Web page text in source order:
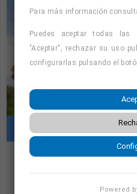
≫ Lugar de trabajo:
Molinos.Carretera Virgen del
Buen ambiente laboral -
Escucharemos tus
Horario flexible 100%
« Mire al pobre con
bondad » Santa Juana Jugan
Cursos con
"Cursos con
consulta la oferta
Para más información
Puedes aceptar todas las
"Aceptar", rechazar su uso
configurarlas pulsando el
Powered